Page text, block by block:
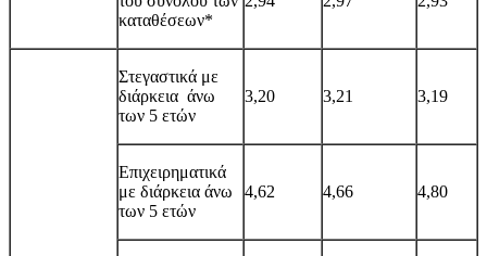
καταθέσεων*
Στεγαστικά με
διάρκεια άνω
των 5 ετών
3,20 3,21 3,19
Επιχειρηματικά
με διάρκεια άνω
των 5 ετών
4,62 4,66 4,80